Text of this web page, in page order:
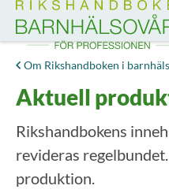
Till startsidan för
Om Rikshandboken i
Aktuell
Rikshandbokens
revideras
produktion.